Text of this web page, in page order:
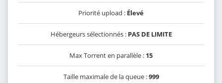
Priorité upload : Élevé
Hébergeurs sélectionnés : PAS DE LIMITE
Max Torrent en parallèle : 15
Taille maximale de la queue :999